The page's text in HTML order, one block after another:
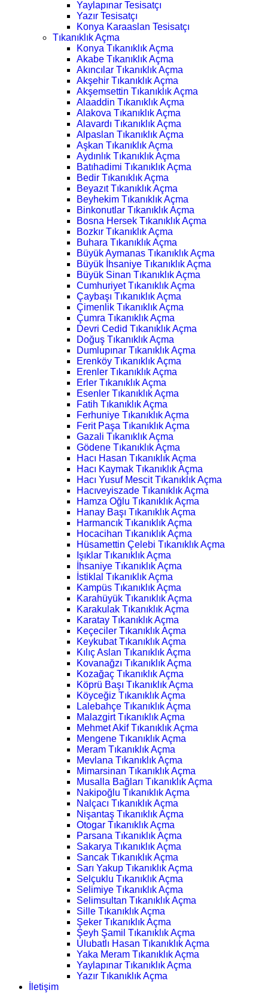
Yaylapınar Tesisatçı
Yazır Tesisatçı
Konya Karaaslan Tesisatçı
Tıkanıklık Açma
Konya Tıkanıklık Açma
Akabe Tıkanıklık Açma
Akıncılar Tıkanıklık Açma
Akşehir Tıkanıklık Açma
Akşemsettin Tıkanıklık Açma
Alaaddin Tıkanıklık Açma
Alakova Tıkanıklık Açma
Alavardı Tıkanıklık Açma
Alpaslan Tıkanıklık Açma
Aşkan Tıkanıklık Açma
Aydınlık Tıkanıklık Açma
Batıhadimi Tıkanıklık Açma
Bedir Tıkanıklık Açma
Beyazıt Tıkanıklık Açma
Beyhekim Tıkanıklık Açma
Binkonutlar Tıkanıklık Açma
Bosna Hersek Tıkanıklık Açma
Bozkır Tıkanıklık Açma
Buhara Tıkanıklık Açma
Büyük Aymanas Tıkanıklık Açma
Büyük İhsaniye Tıkanıklık Açma
Büyük Sinan Tıkanıklık Açma
Cumhuriyet Tıkanıklık Açma
Çaybaşı Tıkanıklık Açma
Çimenlik Tıkanıklık Açma
Çumra Tıkanıklık Açma
Devri Cedid Tıkanıklık Açma
Doğuş Tıkanıklık Açma
Dumlupınar Tıkanıklık Açma
Erenköy Tıkanıklık Açma
Erenler Tıkanıklık Açma
Erler Tıkanıklık Açma
Esenler Tıkanıklık Açma
Fatih Tıkanıklık Açma
Ferhuniye Tıkanıklık Açma
Ferit Paşa Tıkanıklık Açma
Gazali Tıkanıklık Açma
Gödene Tıkanıklık Açma
Hacı Hasan Tıkanıklık Açma
Hacı Kaymak Tıkanıklık Açma
Hacı Yusuf Mescit Tıkanıklık Açma
Hacıveyiszade Tıkanıklık Açma
Hamza Oğlu Tıkanıklık Açma
Hanay Başı Tıkanıklık Açma
Harmancık Tıkanıklık Açma
Hocacihan Tıkanıklık Açma
Hüsamettin Çelebi Tıkanıklık Açma
Işıklar Tıkanıklık Açma
İhsaniye Tıkanıklık Açma
İstiklal Tıkanıklık Açma
Kampüs Tıkanıklık Açma
Karahüyük Tıkanıklık Açma
Karakulak Tıkanıklık Açma
Karatay Tıkanıklık Açma
Keçeciler Tıkanıklık Açma
Keykubat Tıkanıklık Açma
Kılıç Aslan Tıkanıklık Açma
Kovanağzı Tıkanıklık Açma
Kozağaç Tıkanıklık Açma
Köprü Başı Tıkanıklık Açma
Köyceğiz Tıkanıklık Açma
Lalebahçe Tıkanıklık Açma
Malazgirt Tıkanıklık Açma
Mehmet Akif Tıkanıklık Açma
Mengene Tıkanıklık Açma
Meram Tıkanıklık Açma
Mevlana Tıkanıklık Açma
Mimarsinan Tıkanıklık Açma
Musalla Bağları Tıkanıklık Açma
Nakipoğlu Tıkanıklık Açma
Nalçacı Tıkanıklık Açma
Nişantaş Tıkanıklık Açma
Otogar Tıkanıklık Açma
Parsana Tıkanıklık Açma
Sakarya Tıkanıklık Açma
Sancak Tıkanıklık Açma
Sarı Yakup Tıkanıklık Açma
Selçuklu Tıkanıklık Açma
Selimiye Tıkanıklık Açma
Selimsultan Tıkanıklık Açma
Sille Tıkanıklık Açma
Şeker Tıkanıklık Açma
Şeyh Şamil Tıkanıklık Açma
Ulubatlı Hasan Tıkanıklık Açma
Yaka Meram Tıkanıklık Açma
Yaylapınar Tıkanıklık Açma
Yazır Tıkanıklık Açma
İletişim